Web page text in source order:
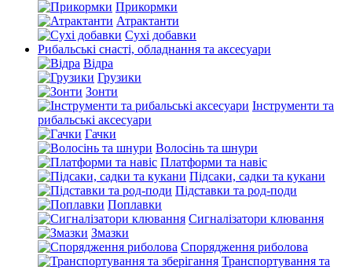
Прикормки
Атрактанти
Сухі добавки
Рибальські снасті, обладнання та аксесуари
Відра
Грузики
Зонти
Інструменти та
рибальські аксесуари
Гачки
Волосінь та шнури
Платформи та навіс
Підсаки, садки та кукани
Підставки та род-поди
Поплавки
Сигналізатори клювання
Змазки
Спорядження риболова
Транспортування та